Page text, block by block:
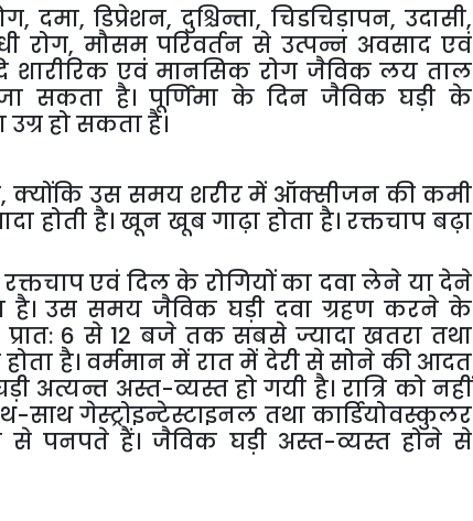
, दमा,डिप्रेशन,दुश्चिन्ता, चिडचिड़ापन,उदासी,
रोग, मौसम परिवर्तन से उत्पन्न अवसाद एवं
शारीरिक एवं मानसिक रोग जैविक लय ताल
सकता है। पूर्णिमा के दिन जैविक घड़ी के
हो सकता है।
, क्योंकि उस समय शरीर में ऑक्सीजन की कमी
होती है। खून खूब गाढ़ा होता है। रक्तचाप बढ़ा
एवं दिल के रोगियों का दवा लेने या देने
है। उस समय जैविक घड़ी दवा ग्रहण करने के
6 से 12 बजे तक सबसे ज्यादा खतरा तथा
है। वर्ममान में रात में देरी से सोने की आदत
अस्त-व्यस्त हो गयी है। रात्रि को नहीं
गेस्ट्रोइन्टेस्टाइनल तथा कार्डियोवस्कुलर
से पनपते हैं। जैविक घड़ी अस्त-व्यस्त होने से